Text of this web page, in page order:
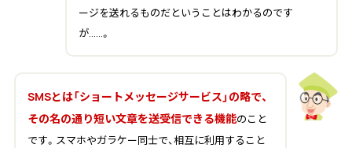
ージを送れるものだということはわかるのです
が……。
SMSとは「ショートメッセージサービス」の略で、
その名の通り短い文章を送受信できる機能のこと
です。スマホやガラケー同士で、相互に利用すること